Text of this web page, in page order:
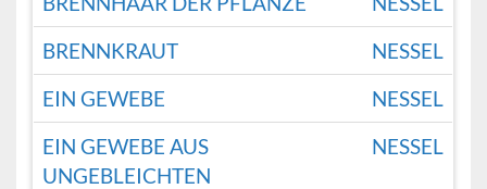
BRENNKRAUT
NESSEL
EIN GEWEBE
NESSEL
EIN GEWEBE AUS
UNGEBLEICHTEN
NESSEL